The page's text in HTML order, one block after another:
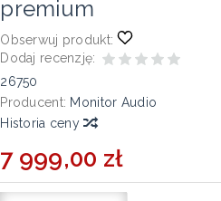
premium
Obserwuj produkt:
Dodaj recenzję:
26750
Producent: Monitor Audio
Historia ceny
7 999,00 zł